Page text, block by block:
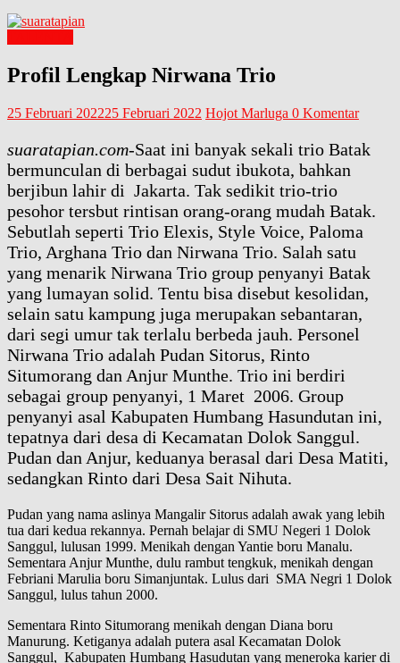
Profil Lengkap Nirwana Trio
25 Februari 202225 Februari 2022 Hojot Marluga 0 Komentar
suaratapian.com-Saat ini banyak sekali trio Batak
bermunculan di berbagai sudut ibukota, bahkan
berjibun lahir di Jakarta. Tak sedikit trio-trio
pesohor tersbut rintisan orang-orang mudah Batak.
Sebutlah seperti Trio Elexis, Style Voice, Paloma
Trio, Arghana Trio dan Nirwana Trio. Salah satu
yang menarik Nirwana Trio group penyanyi Batak
yang lumayan solid. Tentu bisa disebut kesolidan,
selain satu kampung juga merupakan sebantaran,
dari segi umur tak terlalu berbeda jauh. Personel
Nirwana Trio adalah Pudan Sitorus, Rinto
Situmorang dan Anjur Munthe. Trio ini berdiri
sebagai group penyanyi, 1 Maret 2006. Group
penyanyi asal Kabupaten Humbang Hasundutan ini,
tepatnya dari desa di Kecamatan Dolok Sanggul.
Pudan dan Anjur, keduanya berasal dari Desa Matiti,
sedangkan Rinto dari Desa Sait Nihuta.
Pudan yang nama aslinya Mangalir Sitorus adalah awak yang lebih
tua dari kedua rekannya. Pernah belajar di SMU Negeri 1 Dolok
Sanggul, lulusan 1999. Menikah dengan Yantie boru Manalu.
Sementara Anjur Munthe, dulu rambut tengkuk, menikah dengan
Febriani Marulia boru Simanjuntak. Lulus dari SMA Negri 1 Dolok
Sanggul, lulus tahun 2000.
Sementara Rinto Situmorang menikah dengan Diana boru
Manurung. Ketiganya adalah putera asal Kecamatan Dolok
Sanggul, Kabupaten Humbang Hasudutan yang meneroka karier di